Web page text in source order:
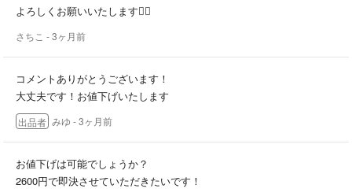
よろしくお願いいたします🙇‍♀️
さちこ - 3ヶ月前
コメントありがとうございます！
大丈夫です！お値下げいたします
出品者 みゆ - 3ヶ月前
お値下げは可能でしょうか？
2600円で即決させていただきたいです！